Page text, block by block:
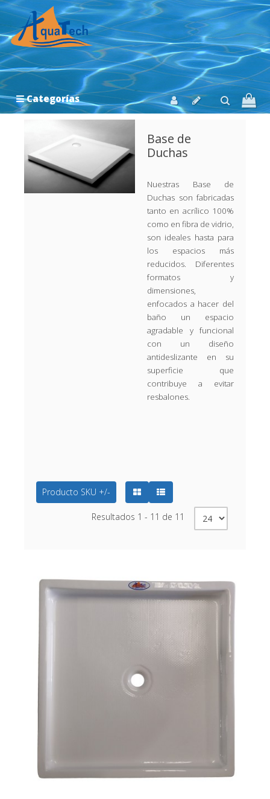
Categorías
Base de
Duchas
Nuestras Base de
Duchas son fabricadas
tanto en acrílico 100%
como en fibra de vidrio,
son ideales hasta para
los espacios más
reducidos. Diferentes
formatos y
dimensiones,
enfocados a hacer del
baño un espacio
agradable y funcional
con un diseño
antideslizante en su
superficie que
contribuye a evitar
resbalones.
Producto SKU +/-
Resultados 1 - 11 de 11